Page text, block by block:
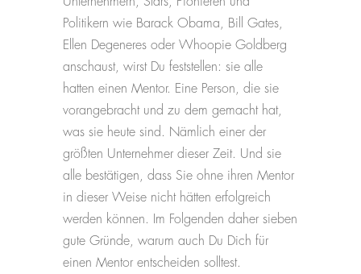
Politikern wie Barack Obama, Bill Gates,
Ellen Degeneres oder Whoopie Goldberg
anschaust, wirst Du feststellen: sie alle
hatten einen Mentor. Eine Person, die sie
vorangebracht und zu dem gemacht hat,
was sie heute sind. Nämlich einer der
größten Unternehmer dieser Zeit. Und sie
alle bestätigen, dass Sie ohne ihren Mentor
in dieser Weise nicht hätten erfolgreich
werden können. Im Folgenden daher sieben
gute Gründe, warum auch Du Dich für
einen Mentor entscheiden solltest.